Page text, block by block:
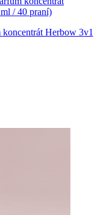
koncentrát Herbow 3v1